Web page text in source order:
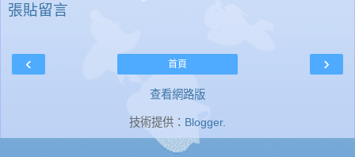
張貼留言
‹ ›
首頁
查看網路版
技術提供： Blogger.